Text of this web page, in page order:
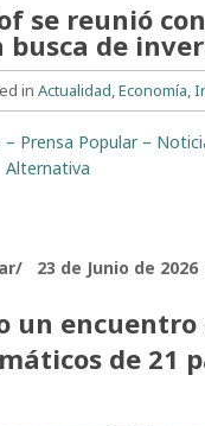
se reunió
busca de
inActualidad,Economía,
Prensa Popular –
Alternativa
23 de Junio de 2026
un encuentro
de 21